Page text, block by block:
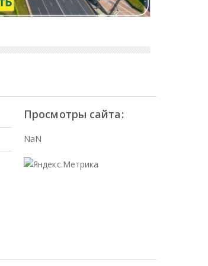
Просмотры сайта:
NaN